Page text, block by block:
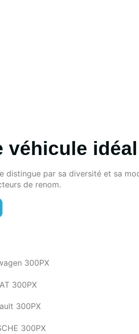
véhicule
distingue par sa diversité et sa
de renom.